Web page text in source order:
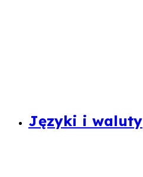
Języki i waluty